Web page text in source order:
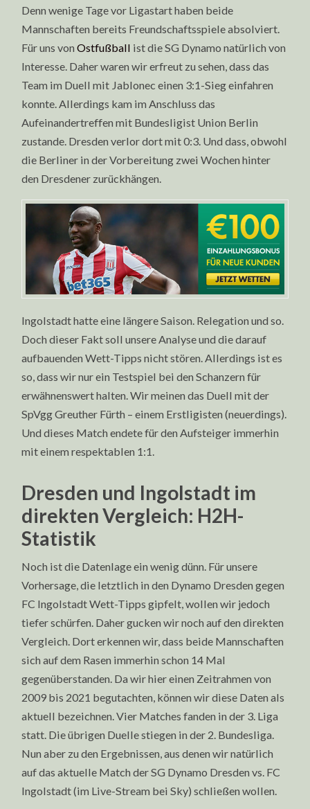
Denn wenige Tage vor Ligastart haben beide
Mannschaften bereits Freundschaftsspiele absolviert.
Für uns vonOstfußball ist die SG Dynamo natürlich von
Interesse. Daher waren wir erfreut zu sehen, dass das
Team im Duell mit Jablonec einen 3:1-Sieg einfahren
konnte. Allerdings kam im Anschluss das
Aufeinandertreffen mit Bundesligist Union Berlin
zustande. Dresden verlor dort mit 0:3. Und dass, obwohl
die Berliner in der Vorbereitung zwei Wochen hinter
den Dresdener zurückhängen.
Ingolstadt hatte eine längere Saison. Relegation und so.
Doch dieser Fakt soll unsere Analyse und die darauf
aufbauenden Wett-Tipps nicht stören. Allerdings ist es
so, dass wir nur ein Testspiel bei den Schanzern für
erwähnenswert halten. Wir meinen das Duell mit der
SpVgg Greuther Fürth – einem Erstligisten (neuerdings).
Und dieses Match endete für den Aufsteiger immerhin
mit einem respektablen 1:1.
Dresden und Ingolstadt im
direkten Vergleich: H2H-
Statistik
Noch ist die Datenlage ein wenig dünn. Für unsere
Vorhersage, die letztlich in den Dynamo Dresden gegen
FC Ingolstadt Wett-Tipps gipfelt, wollen wir jedoch
tiefer schürfen. Daher gucken wir noch auf den direkten
Vergleich. Dort erkennen wir, dass beide Mannschaften
sich auf dem Rasen immerhin schon 14 Mal
gegenüberstanden. Da wir hier einen Zeitrahmen von
2009 bis 2021 begutachten, können wir diese Daten als
aktuell bezeichnen. Vier Matches fanden in der 3. Liga
statt. Die übrigen Duelle stiegen in der 2. Bundesliga.
Nun aber zu den Ergebnissen, aus denen wir natürlich
auf das aktuelle Match der SG Dynamo Dresden vs. FC
Ingolstadt (im Live-Stream bei Sky) schließen wollen.